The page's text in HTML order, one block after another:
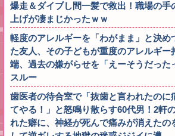
爆走＆ダイブし間一髪で救出！職場の手
上げが凄まじかったｗｗ
軽度のアレルギーを「わがまま」と決め
た友人、その子どもが重度のアレルギー
端、過去の嫌がらせを「えーそうだった
スルー
歯医者の待合室で「抜歯と言われたのに
てやる！」と怒鳴り散らす60代男！2軒
れた癖に、神経が死んで痛みが消えたの